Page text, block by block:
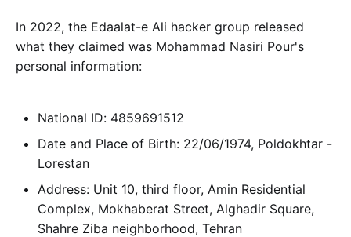
In 2022, the Edaalat-e Ali hacker group released
what they claimed was Mohammad Nasiri Pour's
personal information:
National ID: 4859691512
Date and Place of Birth: 22/06/1974, Poldokhtar -
Lorestan
Address: Unit 10, third floor, Amin Residential
Complex, Mokhaberat Street, Alghadir Square,
Shahre Ziba neighborhood, Tehran